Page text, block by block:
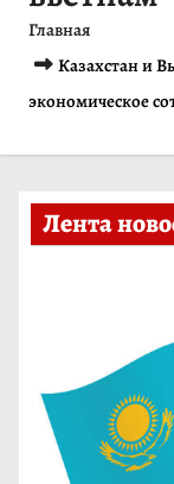
о
Главная
Казахстан и
экономическое
Лента